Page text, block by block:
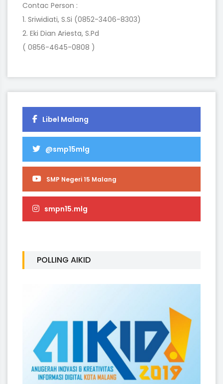
Contac Person :
1. Sriwidiati, S.Si (0852-3406-8303)
2. Eki Dian Ariesta, S.Pd
( 0856-4645-0808 )
Libel Malang
@smp15mlg
SMP Negeri 15 Malang
smpn15.mlg
POLLING AIKID